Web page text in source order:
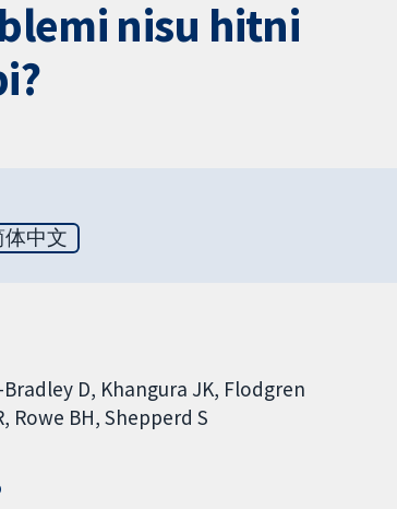
nisu hitni
体中文
D Khangura JK Flodgren
Rowe BH Shepperd S